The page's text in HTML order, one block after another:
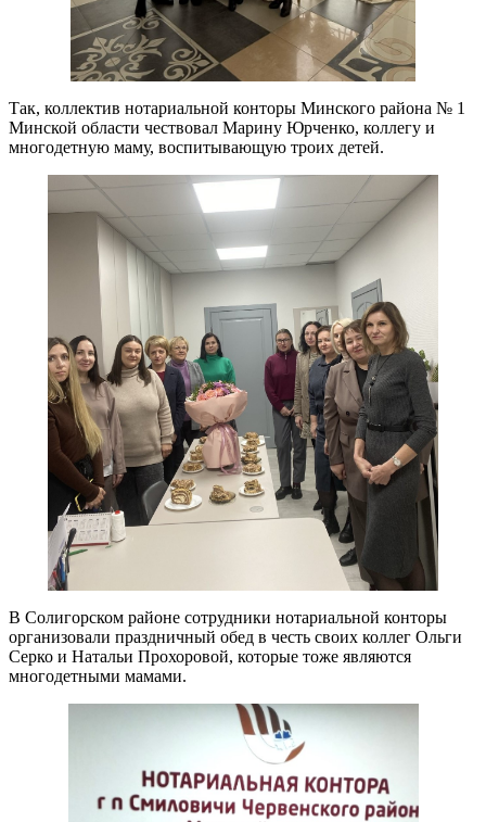
Так, коллектив нотариальной конторы Минского района № 1
Минской области чествовал Марину Юрченко, коллегу и
многодетную маму, воспитывающую троих детей.
В Солигорском районе сотрудники нотариальной конторы
организовали праздничный обед в честь своих коллег Ольги
Серко и Натальи Прохоровой, которые тоже являются
многодетными мамами.